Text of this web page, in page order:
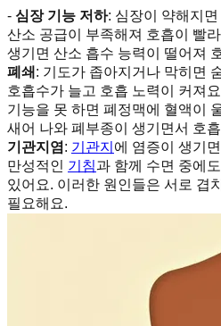
- 심장 기능 저하: 심장이 약해지
산소 공급이 부족해져 호흡이 빨
생기면 산소 흡수 능력이 떨어져
폐쇄 : 기도가 좁아지거나 막히면
호흡수가 늘고 호흡 노력이 커져
기능을 못 하면 폐정맥에 혈액이
새어 나와 폐부종이 생기면서 호
기관지염: 기관지 에 염증이 생기
만성적인 기침과 함께 수면 중에
있어요. 이러한 원인들은 서로 겹
필요해요.